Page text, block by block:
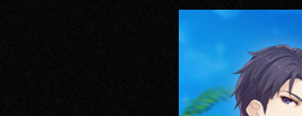
SERVICES
GROUP